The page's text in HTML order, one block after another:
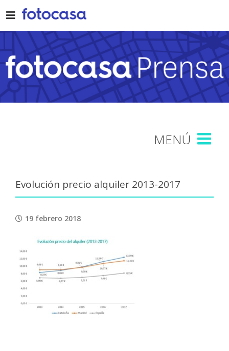
to
content
Evolución precio alquiler 2013-2017
19 febrero 2018